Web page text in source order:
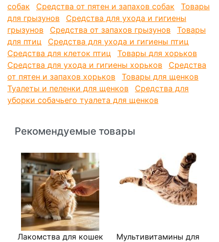
лаборатории ветсанэкспертизы, прилавки и смотровые
столы, спецодежда; яйцесклады, обработка товарных и
инкубационных яиц.
. Безопасно для животных, после обработки не требуется
собак
Средства от пятен и запахов собак
Товары
для грызунов
Средства для ухода и гигиены
грызунов
Средства от запахов грызунов
Товары
для птиц
Средства для ухода и гигиены птиц
Средства для клеток птиц
Товары для хорьков
Средства для ухода и гигиены хорьков
Средства
от пятен и запахов хорьков
Товары для щенков
Туалеты и пеленки для щенков
Средства для
уборки собачьего туалета для щенков
Рекомендуемые товары
Лакомства для кошек
Мультивитамины для